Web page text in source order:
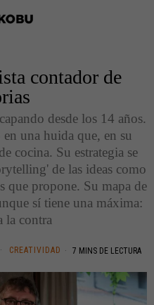
contador de
desde los 14 años.
una huida que, en su
cocina. Su estrategia se
de las ideas como
que propone. Su mapa de
sí tiene una máxima:
la contra
CREATIVIDAD 7 MINS DE LECTURA